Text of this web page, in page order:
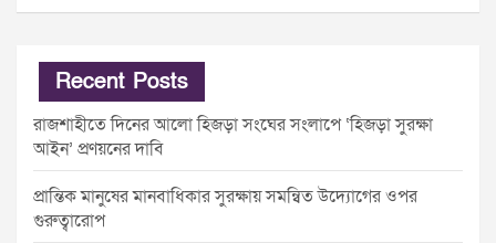
Recent Posts
রাজশাহীতে দিনের আলো হিজড়া সংঘের সংলাপে ‘হিজড়া সুরক্ষা
আইন’ প্রণয়নের দাবি
প্রান্তিক মানুষের মানবাধিকার সুরক্ষায় সমন্বিত উদ্যোগের ওপর
গুরুত্বারোপ